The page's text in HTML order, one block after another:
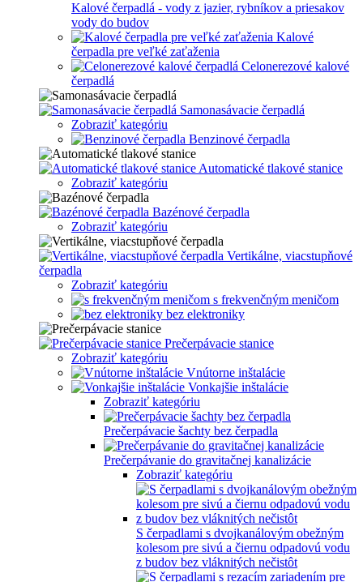
Kalové čerpadlá - vody z jazier, rybníkov a priesakov
vody do budov
Kalové
čerpadla pre veľké zaťaženia
Celonerezové kalové
čerpadlá
Samonasávacie čerpadlá
Zobraziť kategóriu
Benzinové čerpadla
Automatické tlakové stanice
Zobraziť kategóriu
Bazénové čerpadla
Zobraziť kategóriu
Vertikálne, viacstupňové
čerpadla
Zobraziť kategóriu
s frekvenčným meničom
bez elektroniky
Prečerpávacie stanice
Zobraziť kategóriu
Vnútorne inštalácie
Vonkajšie inštalácie
Zobraziť kategóriu
Prečerpávacie šachty bez čerpadla
Prečerpávanie do gravitačnej kanalizácie
Zobraziť kategóriu
S čerpadlami s dvojkanálovým obežným
kolesom pre sivú a čiernu odpadovú vodu
z budov bez vláknitých nečistôt